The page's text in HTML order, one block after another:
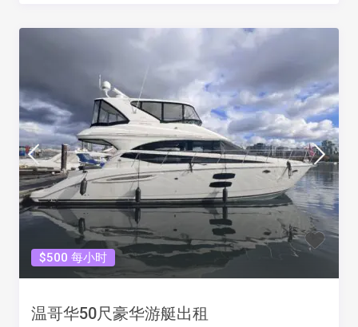
$500 每小时
温哥华50尺豪华游艇出租